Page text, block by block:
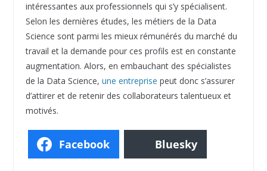
intéressantes aux professionnels qui s’y spécialisent.
Selon les dernières études, les métiers de la Data
Science sont parmi les mieux rémunérés du marché du
travail et la demande pour ces profils est en constante
augmentation. Alors, en embauchant des spécialistes
de la Data Science, une entreprise peut donc s’assurer
d’attirer et de retenir des collaborateurs talentueux et
motivés.
Facebook Bluesky